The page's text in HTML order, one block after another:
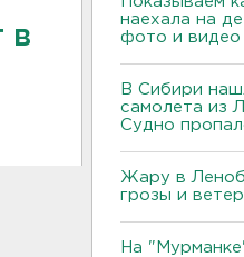
в
наехала на
фото и видео
В Сибири
самолета из
Судно
Жару в
грозы и
На